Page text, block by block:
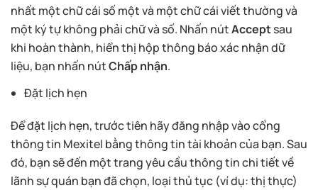
nhất một chữ cái số một và một chữ cái viết thường và
một ký tự không phải chữ và số. Nhấn nútAcceptsau
khi hoàn thành, hiển thị hộp thông báo xác nhận dữ
liệu, bạn nhấn nútChấp nhận.
Đặt lịch hẹn
Để đặt lịch hẹn, trước tiên hãy đăng nhập vào cổng
thông tin Mexitel bằng thông tin tài khoản của bạn. Sau
đó, bạn sẽ đến một trang yêu cầu thông tin chi tiết về
lãnh sự quán bạn đã chọn, loại thủ tục (ví dụ: thị thực)